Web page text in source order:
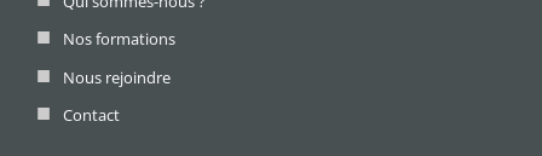
Nos formations
Nous rejoindre
Contact